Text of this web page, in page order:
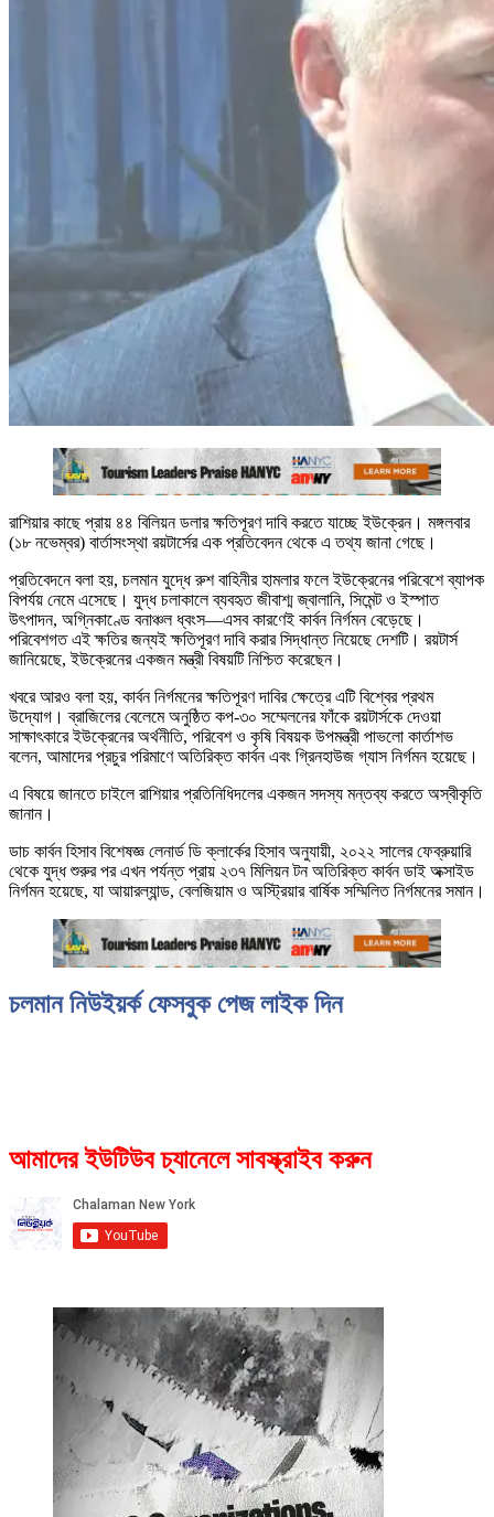
রাশিয়ার কাছে প্রায় ৪৪ বিলিয়ন ডলার ক্ষতিপূরণ দাবি করতে যাচ্ছে ইউক্রেন। মঙ্গলবার
(১৮ নভেম্বর) বার্তাসংস্থা রয়টার্সের এক প্রতিবেদন থেকে এ তথ্য জানা গেছে।
প্রতিবেদনে বলা হয়, চলমান যুদ্ধে রুশ বাহিনীর হামলার ফলে ইউক্রেনের পরিবেশে ব্যাপক
বিপর্যয় নেমে এসেছে। যুদ্ধ চলাকালে ব্যবহৃত জীবাশ্ম জ্বালানি, সিমেন্ট ও ইস্পাত
উৎপাদন, অগ্নিকাণ্ডে বনাঞ্চল ধ্বংস—এসব কারণেই কার্বন নির্গমন বেড়েছে।
পরিবেশগত এই ক্ষতির জন্যই ক্ষতিপূরণ দাবি করার সিদ্ধান্ত নিয়েছে দেশটি। রয়টার্স
জানিয়েছে, ইউক্রেনের একজন মন্ত্রী বিষয়টি নিশ্চিত করেছেন।
খবরে আরও বলা হয়, কার্বন নির্গমনের ক্ষতিপূরণ দাবির ক্ষেত্রে এটি বিশ্বের প্রথম
উদ্যোগ। ব্রাজিলের বেলেমে অনুষ্ঠিত কপ-৩০ সম্মেলনের ফাঁকে রয়টার্সকে দেওয়া
সাক্ষাৎকারে ইউক্রেনের অর্থনীতি, পরিবেশ ও কৃষি বিষয়ক উপমন্ত্রী পাভলো কার্তাশভ
বলেন, আমাদের প্রচুর পরিমাণে অতিরিক্ত কার্বন এবং গ্রিনহাউজ গ্যাস নির্গমন হয়েছে।
এ বিষয়ে জানতে চাইলে রাশিয়ার প্রতিনিধিদলের একজন সদস্য মন্তব্য করতে অস্বীকৃতি
জানান।
ডাচ কার্বন হিসাব বিশেষজ্ঞ লেনার্ড ডি ক্লার্কের হিসাব অনুযায়ী, ২০২২ সালের ফেব্রুয়ারি
থেকে যুদ্ধ শুরুর পর এখন পর্যন্ত প্রায় ২৩৭ মিলিয়ন টন অতিরিক্ত কার্বন ডাই অক্সাইড
নির্গমন হয়েছে, যা আয়ারল্যান্ড, বেলজিয়াম ও অস্ট্রিয়ার বার্ষিক সম্মিলিত নির্গমনের সমান।
চলমান নিউইয়র্ক ফেসবুক পেজ লাইক দিন
আমাদের ইউটিউব চ্যানেলে সাবস্ক্রাইব করুন